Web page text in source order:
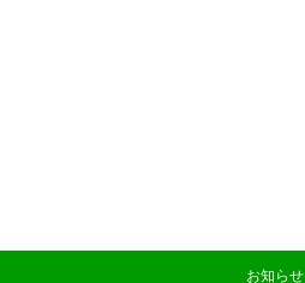
お知らせ